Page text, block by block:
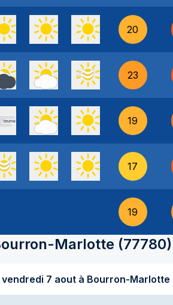
20
23
19
17
19
Marlotte (77780)
Quel temps fait-il aujourd'hui vendredi 7 aout à Bourron-